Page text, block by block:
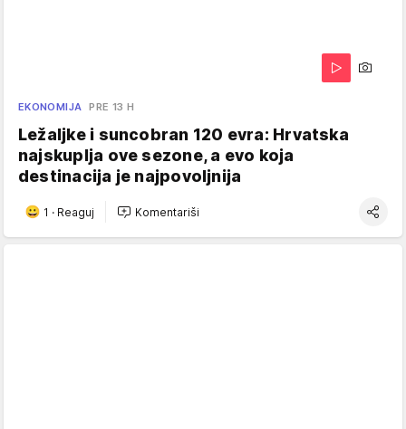
EKONOMIJA PRE 13 H
Ležaljke i suncobran 120 evra: Hrvatska
najskuplja ove sezone, a evo koja
destinacija je najpovoljnija
1 · Reaguj Komentariši